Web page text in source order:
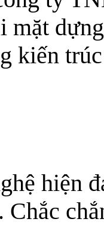
mặt
kiến
hiện
Chắc